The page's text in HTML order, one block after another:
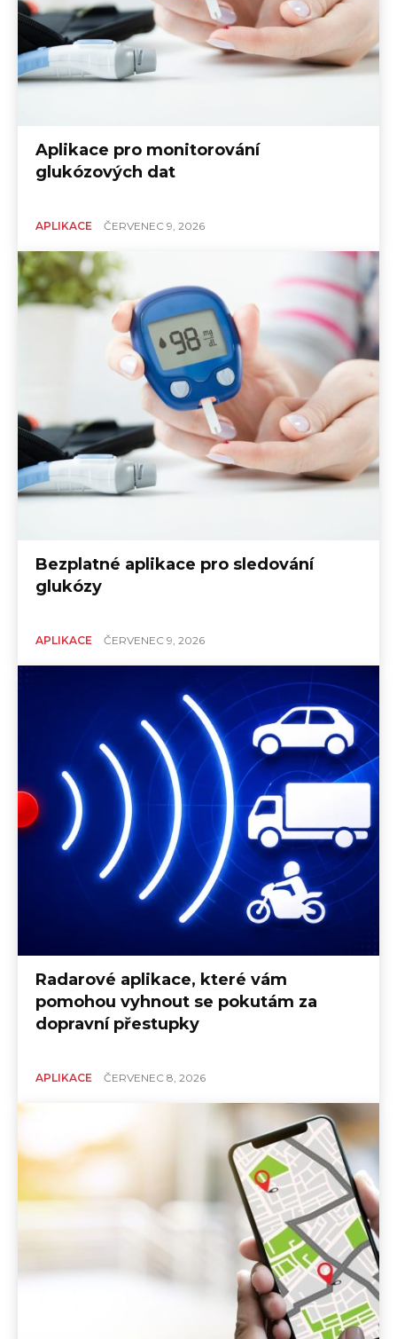
Aplikace pro monitorování
glukózových dat
APLIKACE ČERVENEC 9, 2026
Bezplatné aplikace pro sledování
glukózy
APLIKACE ČERVENEC 9, 2026
Radarové aplikace, které vám
pomohou vyhnout se pokutám za
dopravní přestupky
APLIKACE ČERVENEC 8, 2026